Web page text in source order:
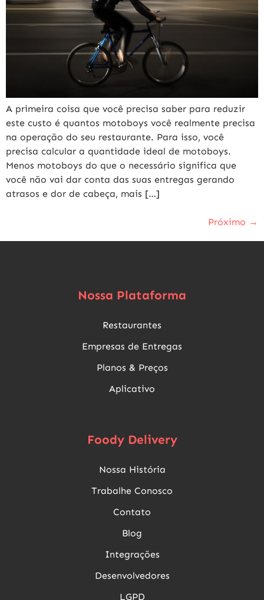
A primeira coisa que você precisa saber para reduzir
este custo é quantos motoboys você realmente precisa
na operação do seu restaurante. Para isso, você
precisa calcular a quantidade ideal de motoboys.
Menos motoboys do que o necessário significa que
você não vai dar conta das suas entregas gerando
atrasos e dor de cabeça, mais […]
Próximo →
Nossa Plataforma
Restaurantes
Empresas de Entregas
Planos & Preços
Aplicativo
Foody Delivery
Nossa História
Trabalhe Conosco
Contato
Blog
Integrações
Desenvolvedores
LGPD